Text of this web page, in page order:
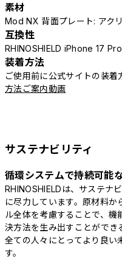
素材
Mod NX 背面プレート: アク
互換性
RHINOSHIELD iPhone 17
装着方法
ご使用前に公式サイトの装
方法ご案内動画
サステナビリティ
循環システムで持続可能
RHINOSHIELDは、サステナ
に尽力しています。原材料
ル全体を考慮することで、
決方法を生み出すことができ
全ての人々にとってより良い
す。